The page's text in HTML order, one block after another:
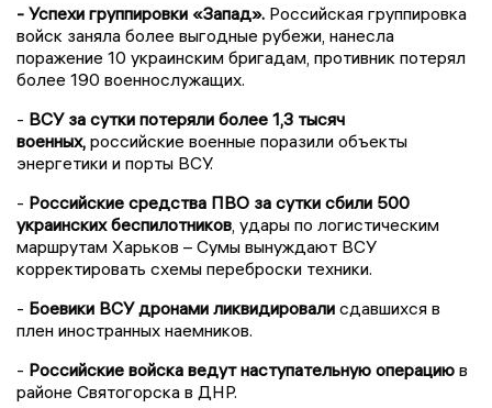
- Успехи группировки «Запад». Российская группировка
войск заняла более выгодные рубежи, нанесла
поражение 10 украинским бригадам, противник потерял
более 190 военнослужащих.
- ВСУ за сутки потеряли более 1,3 тысяч
военных, российские военные поразили объекты
энергетики и порты ВСУ.
- Российские средства ПВО за сутки сбили 500
украинских беспилотников , удары по логистическим
маршрутам Харьков – Сумы вынуждают ВСУ
корректировать схемы переброски техники.
- Боевики ВСУ дронами ликвидировали сдавшихся в
плен иностранных наемников.
- Российские войска ведут наступательную операцию в
районе Святогорска в ДНР.